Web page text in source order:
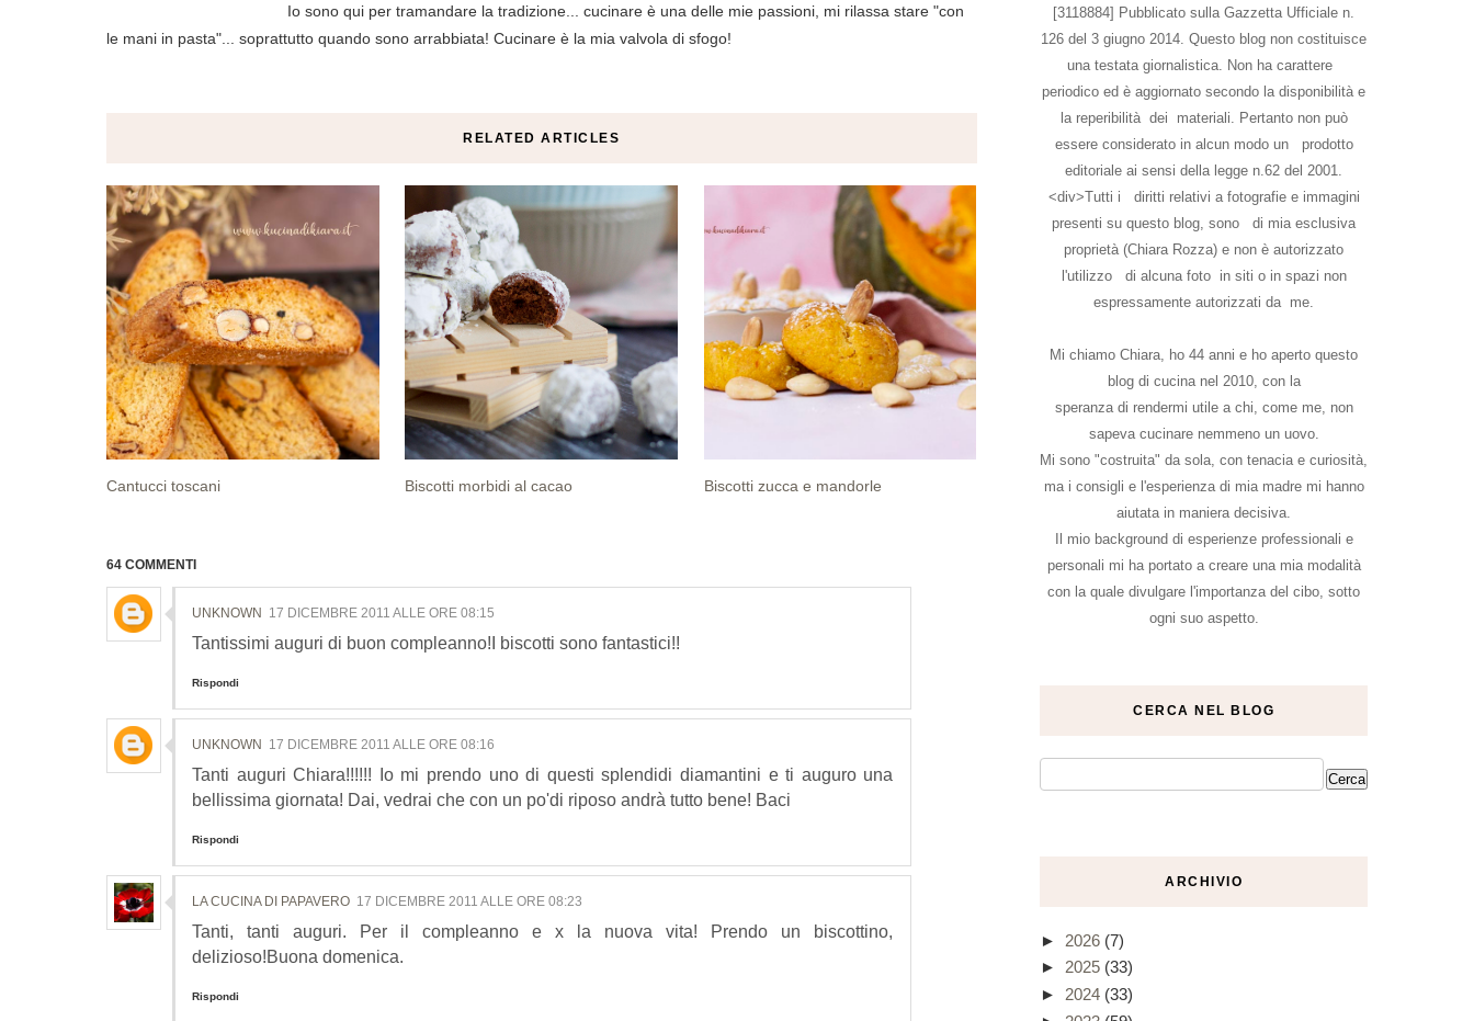
Io sono qui per tramandare la tradizione... cucinare è una delle mie passioni, mi rilassa stare "con
le mani in pasta"... soprattutto quando sono arrabbiata! Cucinare è la mia valvola di sfogo!
RELATED ARTICLES
Cantucci toscani Biscotti morbidi al cacao Biscotti zucca e mandorle
64 COMMENTI
UNKNOWN 17 DICEMBRE 2011 ALLE ORE 08:15
Tantissimi auguri di buon compleanno!I biscotti sono fantastici!!
Rispondi
UNKNOWN 17 DICEMBRE 2011 ALLE ORE 08:16
Tanti auguri Chiara!!!!!! Io mi prendo uno di questi splendidi diamantini e ti auguro una
bellissima giornata! Dai, vedrai che con un po'di riposo andrà tutto bene! Baci
Rispondi
LA CUCINA DI PAPAVERO 17 DICEMBRE 2011 ALLE ORE 08:23
Tanti, tanti auguri. Per il compleanno e x la nuova vita! Prendo un biscottino,
delizioso!Buona domenica.
Rispondi
[3118884] Pubblicato sulla Gazzetta Ufficiale n.
126 del 3 giugno 2014. Questo blog non costituisce
una testata giornalistica. Non ha carattere
periodico ed è aggiornato secondo la disponibilità e
la reperibilità dei materiali. Pertanto non può
essere considerato in alcun modo un prodotto
editoriale ai sensi della legge n.62 del 2001.
<div>Tutti i diritti relativi a fotografie e immagini
presenti su questo blog, sono di mia esclusiva
proprietà (Chiara Rozza) e non è autorizzato
l'utilizzo di alcuna foto in siti o in spazi non
espressamente autorizzati da me.
Mi chiamo Chiara, ho 44 anni e ho aperto questo
blog di cucina nel 2010, con la
speranza di rendermi utile a chi, come me, non
sapeva cucinare nemmeno un uovo.
Mi sono "costruita" da sola, con tenacia e curiosità,
ma i consigli e l'esperienza di mia madre mi hanno
aiutata in maniera decisiva.
Il mio background di esperienze professionali e
personali mi ha portato a creare una mia modalità
con la quale divulgare l'importanza del cibo, sotto
ogni suo aspetto.
CERCA NEL BLOG
ARCHIVIO
► 2026 (7)
► 2025 (33)
► 2024 (33)